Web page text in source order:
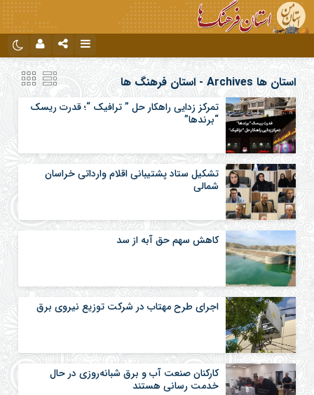
تلگرام نام کاربری یا نشانی ایمیل
رمز عبور
مرا به خاطر بسپار
استان ها Archives - استان فرهنگ ها
تمرکز زدایی راهکار حل ” ترافیک “؛ قدرت ریسک
“برندها”
تشکیل ستاد پشتیبانی اقلام وارداتی خراسان
شمالی
کاهش سهم حق آبه از سد
اجرای طرح مهتاب در شرکت توزیع نیروی برق
کارکنان صنعت آب و برق شبانه‌روزی در حال
خدمت رسانی هستند